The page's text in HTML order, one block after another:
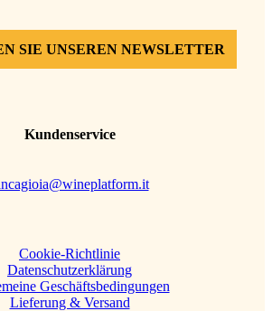
SIE UNSEREN NEWSLETTER
Kundenservice
Cookie-Richtlinie
Datenschutzerklärung
Geschäftsbedingungen
Lieferung & Versand